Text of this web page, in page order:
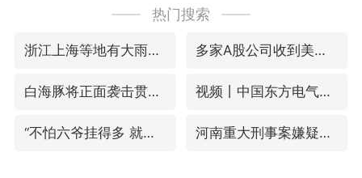
热门搜索
浙江上海等地有大雨或暴雨 多家A股公司收到美国关税退款
白海豚将正面袭击贯穿浙江 视频丨中国东方电气集团原党组副书记、董事宋致远被查
“不怕六爷挂得多 就怕六爷挂一颗” 河南重大刑事案嫌疑人落网